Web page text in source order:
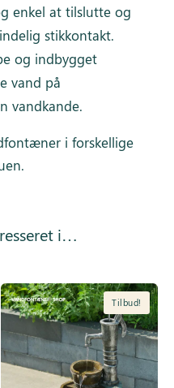
enkel at tilslutte og
stikkontakt.
og indbygget
vand på
vandkande.
i forskellige
i…
Tilbud!